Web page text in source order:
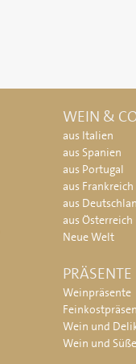
WEIN &
aus Italien
aus Spanien
aus Portugal
aus Frankreich
aus
aus Österreich
Neue Welt
PRÄSENTE
Weinpräsente
Wein und
Wein und